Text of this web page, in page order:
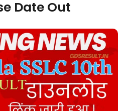
Date Out